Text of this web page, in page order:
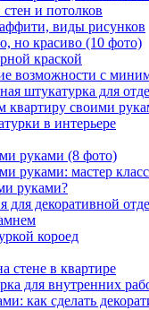
и потолков
виды рисунков
но красиво (10 фото)
краской
возможности с
штукатурка для
квартиру своими
в интерьере
руками (8 фото)
руками: мастер класс
руками?
декоративной
короед
стене в квартире
для внутренних
как сделать